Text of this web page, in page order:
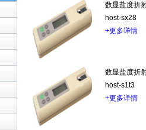
数显盐度折
host-sx28
+更多详情
数显盐度折
host-s1t3
+更多详情